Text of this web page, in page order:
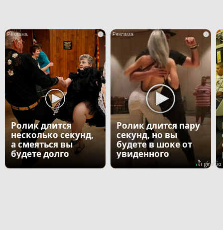
i
Ролик длится
несколько секунд,
а смеяться вы
будете долго
i
Ролик длится пару
секунд, но вы
будете в шоке от
увиденного